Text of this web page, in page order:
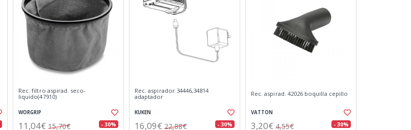
Rec. filtro aspirad. seco-
liquido(47910)
WORGRIP
11,04€ 15,70€ - 30%
Rec. aspirador 34446,34814
adaptador
KUKEN
16,09€ 22,88€ - 30%
Rec. aspirad. 42026 boquilla cepillo
VATTON
3,20€ 4,55€ - 30%